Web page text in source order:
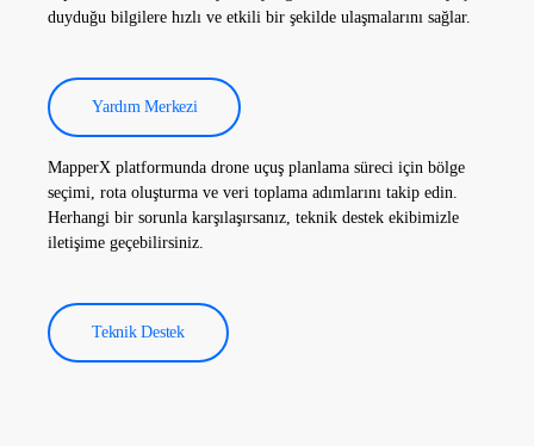
duyduğu bilgilere hızlı ve etkili bir şekilde ulaşmalarını sağlar.
Yardım Merkezi
MapperX platformunda drone uçuş planlama süreci için bölge
seçimi, rota oluşturma ve veri toplama adımlarını takip edin.
Herhangi bir sorunla karşılaşırsanız, teknik destek ekibimizle
iletişime geçebilirsiniz.
Teknik Destek